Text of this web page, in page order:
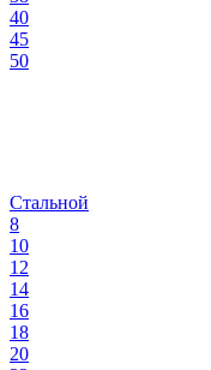
40
45
50
Стальной
8
10
12
14
16
18
20